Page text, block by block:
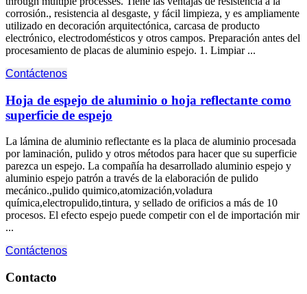
corrosión., resistencia al desgaste, y fácil limpieza, y es ampliamente
utilizado en decoración arquitectónica, carcasa de producto
electrónico, electrodomésticos y otros campos. Preparación antes del
procesamiento de placas de aluminio espejo. 1. Limpiar ...
Contáctenos
Hoja de espejo de aluminio o hoja reflectante como
superficie de espejo
La lámina de aluminio reflectante es la placa de aluminio procesada
por laminación, pulido y otros métodos para hacer que su superficie
parezca un espejo. La compañía ha desarrollado aluminio espejo y
aluminio espejo patrón a través de la elaboración de pulido
mecánico.,pulido quimico,atomización,voladura
química,electropulido,tintura, y sellado de orificios a más de 10
procesos. El efecto espejo puede competir con el de importación mir
...
Contáctenos
Contacto